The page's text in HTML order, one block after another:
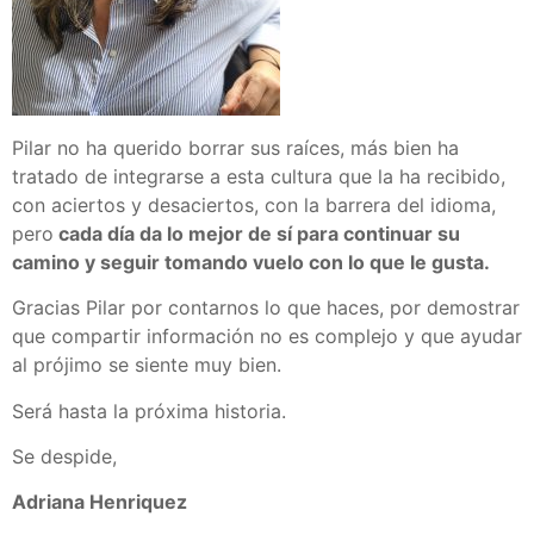
Pilar no ha querido borrar sus raíces, más bien ha
tratado de integrarse a esta cultura que la ha recibido,
con aciertos y desaciertos, con la barrera del idioma,
pero cada día da lo mejor de sí para continuar su
camino y seguir tomando vuelo con lo que le gusta.
Gracias Pilar por contarnos lo que haces, por demostrar
que compartir información no es complejo y que ayudar
al prójimo se siente muy bien.
Será hasta la próxima historia.
Se despide,
Adriana Henriquez